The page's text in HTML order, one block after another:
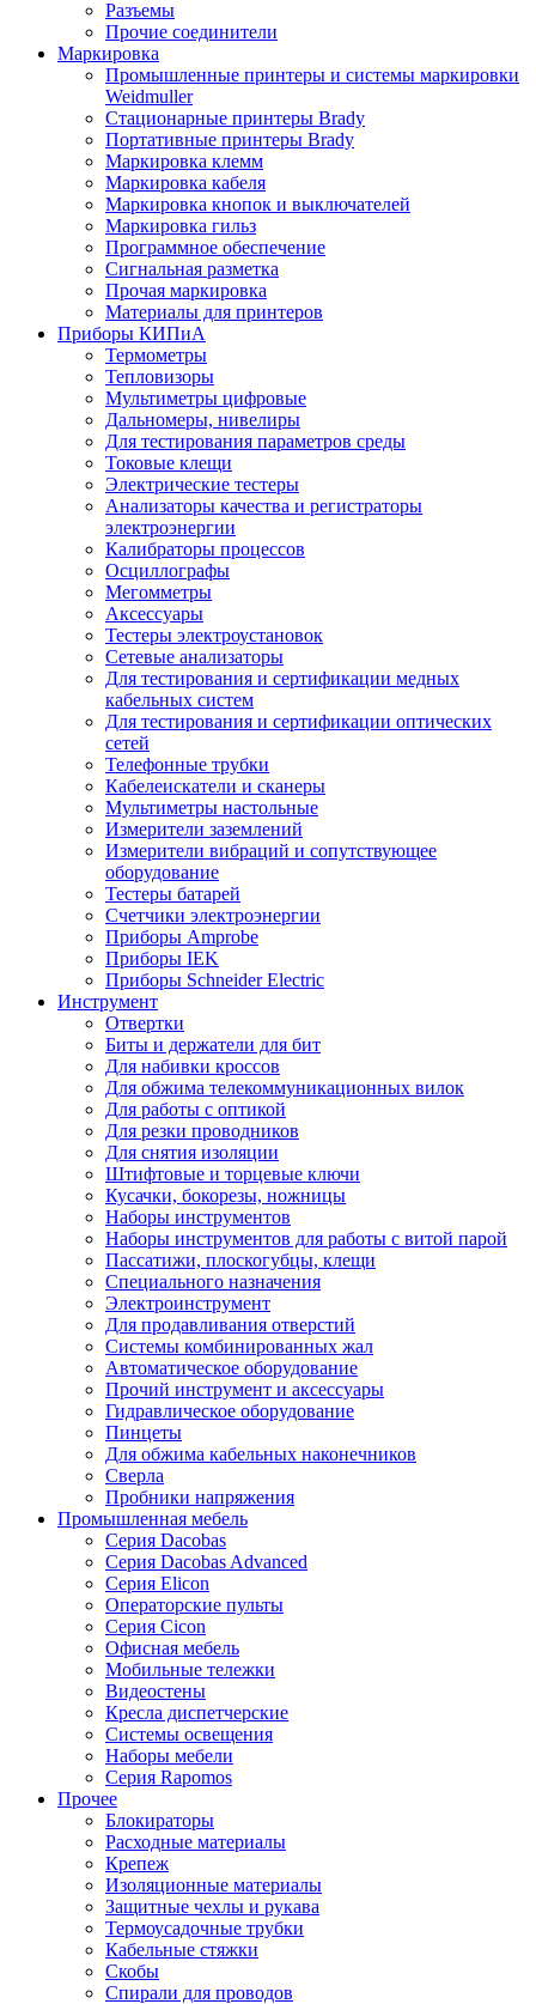
Разъемы
Прочие соединители
Маркировка
Промышленные принтеры и системы маркировки
Weidmuller
Стационарные принтеры Brady
Портативные принтеры Brady
Маркировка клемм
Маркировка кабеля
Маркировка кнопок и выключателей
Маркировка гильз
Программное обеспечение
Сигнальная разметка
Прочая маркировка
Материалы для принтеров
Приборы КИПиА
Термометры
Тепловизоры
Мультиметры цифровые
Дальномеры, нивелиры
Для тестирования параметров среды
Токовые клещи
Электрические тестеры
Анализаторы качества и регистраторы
электроэнергии
Калибраторы процессов
Осциллографы
Мегомметры
Аксессуары
Тестеры электроустановок
Сетевые анализаторы
Для тестирования и сертификации медных
кабельных систем
Для тестирования и сертификации оптических
сетей
Телефонные трубки
Кабелеискатели и сканеры
Мультиметры настольные
Измерители заземлений
Измерители вибраций и сопутствующее
оборудование
Тестеры батарей
Счетчики электроэнергии
Приборы Amprobe
Приборы IEK
Приборы Schneider Electric
Инструмент
Отвертки
Биты и держатели для бит
Для набивки кроссов
Для обжима телекоммуникационных вилок
Для работы с оптикой
Для резки проводников
Для снятия изоляции
Штифтовые и торцевые ключи
Кусачки, бокорезы, ножницы
Наборы инструментов
Наборы инструментов для работы с витой парой
Пассатижи, плоскогубцы, клещи
Специального назначения
Электроинструмент
Для продавливания отверстий
Системы комбинированных жал
Автоматическое оборудование
Прочий инструмент и аксессуары
Гидравлическое оборудование
Пинцеты
Для обжима кабельных наконечников
Сверла
Пробники напряжения
Промышленная мебель
Серия Dacobas
Серия Dacobas Advanced
Серия Elicon
Операторские пульты
Серия Cicon
Офисная мебель
Мобильные тележки
Видеостены
Кресла диспетчерские
Системы освещения
Наборы мебели
Серия Rapomos
Прочее
Блокираторы
Расходные материалы
Крепеж
Изоляционные материалы
Защитные чехлы и рукава
Термоусадочные трубки
Кабельные стяжки
Скобы
Спирали для проводов